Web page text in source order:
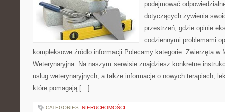
podejmować
dotyczących żywienia
przestrzeń, gdzie opinie
codziennymi problemami
kompleksowe źródło informacji Polecamy kategorie: Zwierzęta w
Weterynaryjna. Na naszym serwisie znajdziesz konkretne
usług weterynaryjnych, a także informacje o nowych terapiach,
które pomagają […]
CATEGORIES: NIERUCHOMOŚCI